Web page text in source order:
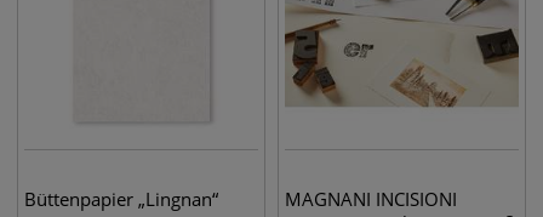
Büttenpapier „Lingnan“
MAGNANI INCISIONI